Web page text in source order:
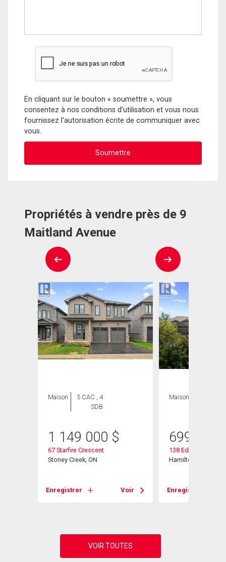
En cliquant sur le bouton « soumettre », vous
consentez à nos conditions d'utilisation et vous nous
fournissez l'autorisation écrite de communiquer avec
vous.
Propriétés à vendre près de 9
Maitland Avenue
Maison
5 CAC , 4
SDB
1 149 000 $
67 Starfire Crescent
Stoney Creek, ON
Enregistrer Voir
Maison
699 900
138 Edenrock Drive
Hamilton (Stoney
Enregistrer